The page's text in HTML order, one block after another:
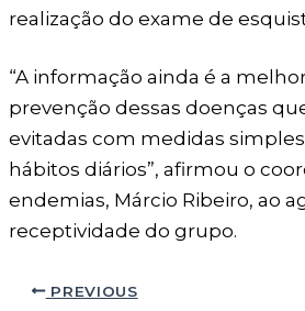
realização do exame de
“A informação ainda é a
prevenção dessas doenças
evitadas com medidas
hábitos diários”, afirmou o
endemias, Márcio Ribeiro, ao
receptividade do grupo.
PREVIOUS